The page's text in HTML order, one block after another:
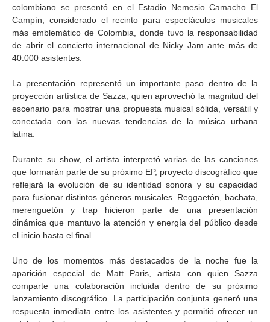
colombiano se presentó en el Estadio Nemesio Camacho El
Campín, considerado el recinto para espectáculos musicales
más emblemático de Colombia, donde tuvo la responsabilidad
de abrir el concierto internacional de Nicky Jam ante más de
40.000 asistentes.
La presentación representó un importante paso dentro de la
proyección artística de Sazza, quien aprovechó la magnitud del
escenario para mostrar una propuesta musical sólida, versátil y
conectada con las nuevas tendencias de la música urbana
latina.
Durante su show, el artista interpretó varias de las canciones
que formarán parte de su próximo EP, proyecto discográfico que
reflejará la evolución de su identidad sonora y su capacidad
para fusionar distintos géneros musicales. Reggaetón, bachata,
merenguetón y trap hicieron parte de una presentación
dinámica que mantuvo la atención y energía del público desde
el inicio hasta el final.
Uno de los momentos más destacados de la noche fue la
aparición especial de Matt Paris, artista con quien Sazza
comparte una colaboración incluida dentro de su próximo
lanzamiento discográfico. La participación conjunta generó una
respuesta inmediata entre los asistentes y permitió ofrecer un